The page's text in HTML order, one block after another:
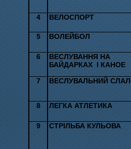
4 ВЕЛОСПОРТ
5 ВОЛЕЙБОЛ
6
ВЕСЛУВАННЯ НА
БАЙДАРКАХ І КАНОЕ
7
ВЕСЛУВАЛЬНИЙ
8 ЛЕГКА АТЛЕТИКА
9 СТРІЛЬБА КУЛЬОВА